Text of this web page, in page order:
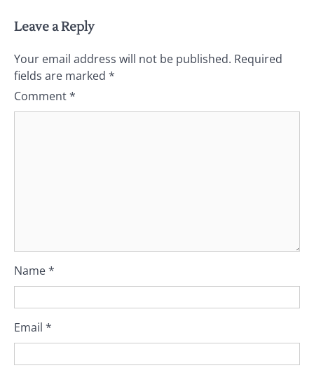
Leave a Reply
Your email address will not be published. Required
fields are marked *
Comment*
Name*
Email *